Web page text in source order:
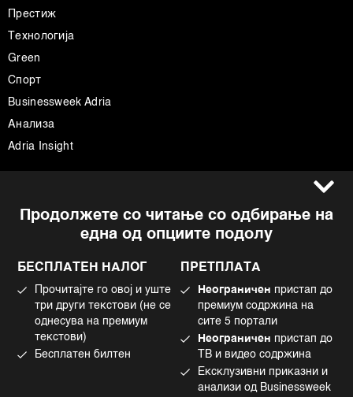
Продолжете со читање со одбирање на
една од опциите подолу
БЕСПЛАТЕН НАЛОГ
Прочитајте го овој и уште
три други текстови (не се
однесува на премиум
текстови)
Бесплатен билтен
ПРЕТПЛАТА
Неограничен пристап до
премиум содржина на
сите 5 портали
Неограничен пристап до
ТВ и видео содржина
Ексклузивни приказни и
анализи од Businessweek
Престиж
Технологија
Green
Спорт
Businessweek Adria
Анализа
Adria Insight
Импресум
Политика на приватност
Политика за колачиња
Употреба на вештачка интелигенција
Facebook
Instagram
Twitter
Tiktok
BLOOMBERG logo are registered trademarks and service marks of
Bloomberg Finance L.P. or its subsidiaries, displayed with permission